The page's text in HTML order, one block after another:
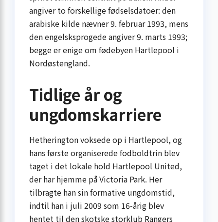
angiver to forskellige fødselsdatoer: den
arabiske kilde nævner 9. februar 1993, mens
den engelsksprogede angiver 9. marts 1993;
begge er enige om fødebyen Hartlepool i
Nordøstengland.
Tidlige år og
ungdomskarriere
Hetherington voksede op i Hartlepool, og
hans første organiserede fodboldtrin blev
taget i det lokale hold Hartlepool United,
der har hjemme på Victoria Park. Her
tilbragte han sin formative ungdomstid,
indtil han i juli 2009 som 16-årig blev
hentet til den skotske storklub Rangers